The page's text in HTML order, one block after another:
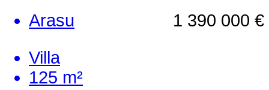
1 390 000 €
Arasu
Villa
125 m²